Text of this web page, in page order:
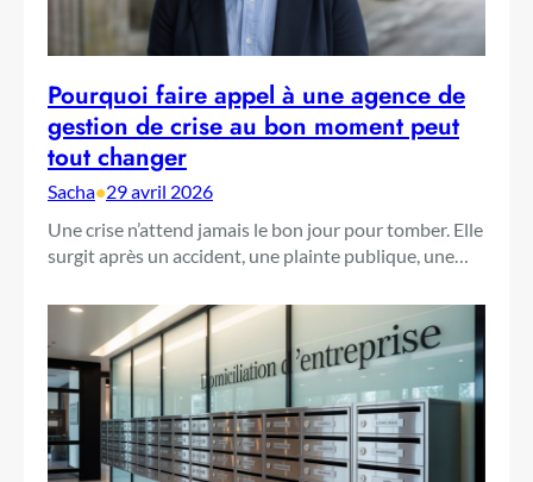
Pourquoi faire appel à une agence de
gestion de crise au bon moment peut
tout changer
Sacha•29 avril 2026
Une crise n’attend jamais le bon jour pour tomber. Elle
surgit après un accident, une plainte publique, une…